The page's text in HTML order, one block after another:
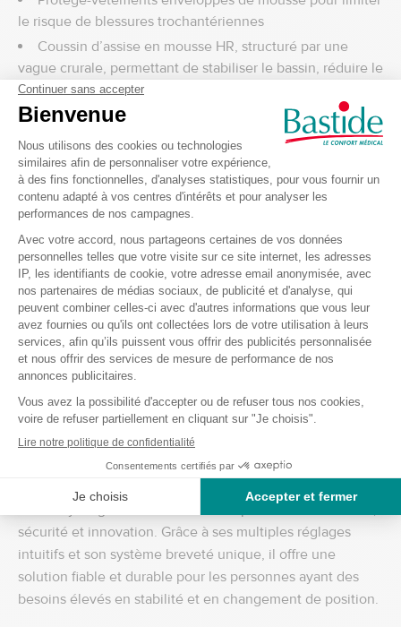
le risque de blessures trochantériennes
Coussin d’assise en mousse HR, structuré par une
vague crurale, permettant de stabiliser le bassin, réduire le
cisaillement et répartir les pressions de manière optimale
Repose-jambes articulés avec appuis-mollets
rembourrés et système de serrage doux pour plus de
confort lors de la manipulation
Ergonomie et innovation brevetée
Au-delà du confort, le Weely Original se distingue par une
ingénierie de pointe :
Bascule d’assise de 35°, fluide et assistée par un
système de vérins doublés travaillant en opposition
(mécanisme breveté), garantissant un confort optimal pour
l’utilisateur et le manipulateur.
Dossier inclinable jusqu’à 30° pour varier les positions
et soulager les points de pression.
Tous les éléments du soutien du corps sont
entièrement ajustables sans outils, permettant une
adaptation rapide et personnalisée aux besoins de chaque
Découvrez le Weely Original
sécurité et innovation. Grâce à ses multiples réglages
intuitifs et son système breveté unique, il offre une
solution fiable et durable pour les personnes ayant des
besoins élevés en stabilité et en changement de position.